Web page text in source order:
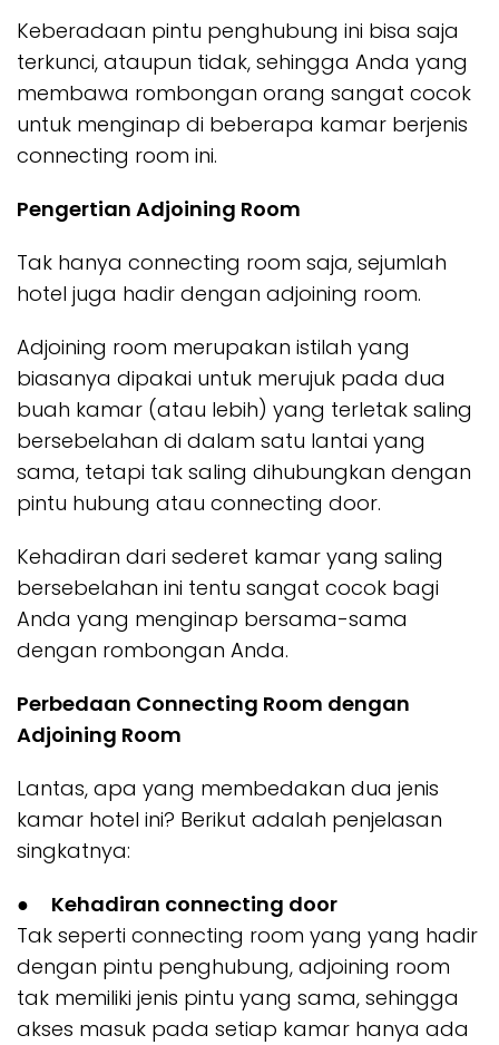
Keberadaan pintu penghubung ini bisa saja
terkunci, ataupun tidak, sehingga Anda yang
membawa rombongan orang sangat cocok
untuk menginap di beberapa kamar berjenis
connecting room ini.
Pengertian Adjoining Room
Tak hanya connecting room saja, sejumlah
hotel juga hadir dengan adjoining room.
Adjoining room merupakan istilah yang
biasanya dipakai untuk merujuk pada dua
buah kamar (atau lebih) yang terletak saling
bersebelahan di dalam satu lantai yang
sama, tetapi tak saling dihubungkan dengan
pintu hubung atau connecting door.
Kehadiran dari sederet kamar yang saling
bersebelahan ini tentu sangat cocok bagi
Anda yang menginap bersama-sama
dengan rombongan Anda.
Perbedaan Connecting Room dengan
Adjoining Room
Lantas, apa yang membedakan dua jenis
kamar hotel ini? Berikut adalah penjelasan
singkatnya:
● Kehadiran connecting door
Tak seperti connecting room yang yang hadir
dengan pintu penghubung, adjoining room
tak memiliki jenis pintu yang sama, sehingga
akses masuk pada setiap kamar hanya ada